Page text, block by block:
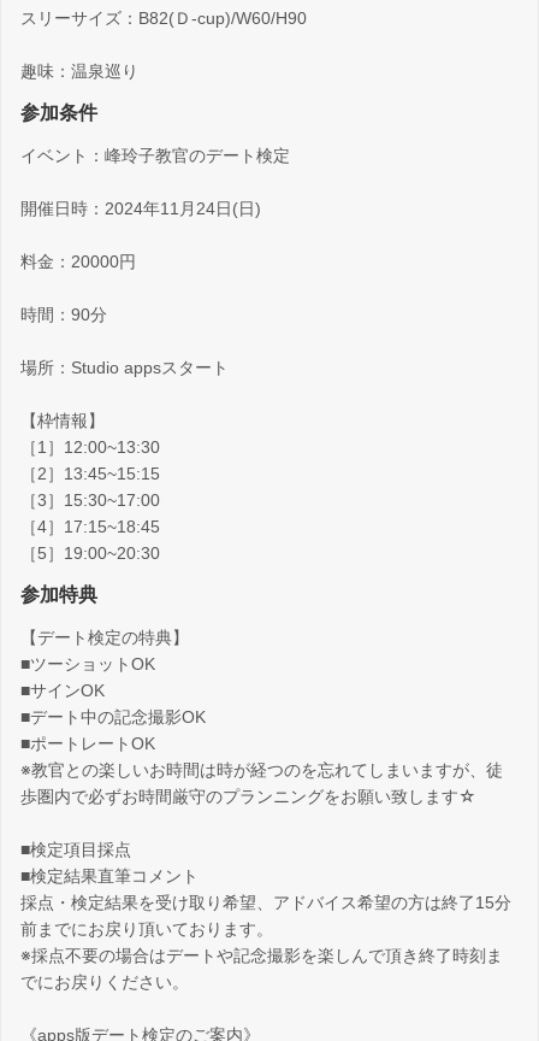
スリーサイズ：B82(Ｄ-cup)/W60/H90
趣味：温泉巡り
参加条件
イベント：峰玲子教官のデート検定
開催日時：2024年11月24日(日)
料金：20000円
時間：90分
場所：Studio appsスタート
【枠情報】
［1］12:00~13:30
［2］13:45~15:15
［3］15:30~17:00
［4］17:15~18:45
［5］19:00~20:30
参加特典
【デート検定の特典】
■ツーショットOK
■サインOK
■デート中の記念撮影OK
■ポートレートOK
※教官との楽しいお時間は時が経つのを忘れてしまいますが、徒
歩圏内で必ずお時間厳守のプランニングをお願い致します☆
■検定項目採点
■検定結果直筆コメント
採点・検定結果を受け取り希望、アドバイス希望の方は終了15分
前までにお戻り頂いております。
※採点不要の場合はデートや記念撮影を楽しんで頂き終了時刻ま
でにお戻りください。
《apps版デート検定のご案内》